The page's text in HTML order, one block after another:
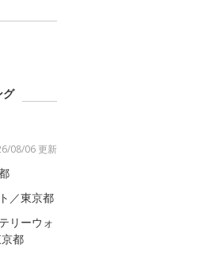
グ
08/06 更新
／東京都
リーウォ
都